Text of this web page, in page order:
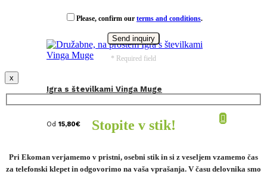
Igra s številkami Vinga Muge
Od 15,80€
Please, confirm our terms and conditions.
* Required field
x
Stopite v stik!
Pri Ekoman verjamemo v pristni, osebni stik in si z veseljem vzamemo čas
za telefonski klepet in odgovorimo na vaša vprašanja. V času delovnika smo